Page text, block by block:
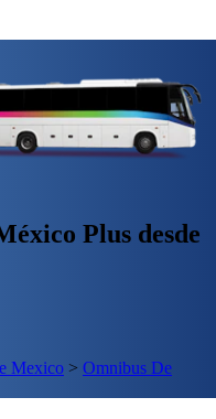
Plus desde
Mexico > Omnibus De